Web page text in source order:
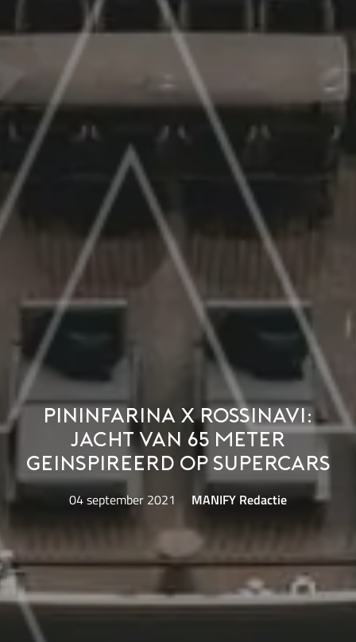
Pininfarina x Rossinavi:
jacht van 65 meter
geinspireerd op supercars
04 september 2021 MANIFY Redactie